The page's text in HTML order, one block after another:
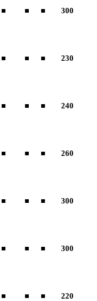
■ ■ ■ 300
■ ■ ■ 230
■ ■ ■ 240
■ ■ ■ 260
■ ■ ■ 300
■ ■ ■ 300
■ ■ ■ 220